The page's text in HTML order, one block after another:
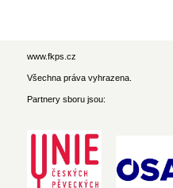
www.fkps.cz
Všechna práva vyhrazena.
Partnery sboru jsou: